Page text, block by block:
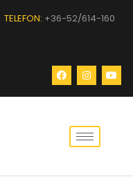
TELEFON: +36-52/614-160